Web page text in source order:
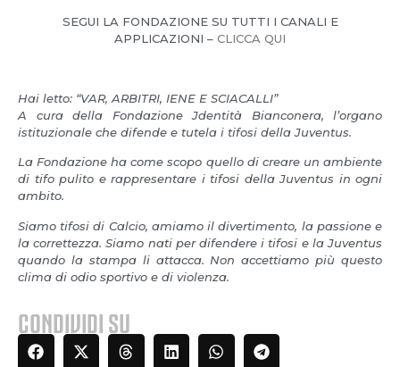
SEGUI LA FONDAZIONE SU TUTTI I CANALI E
APPLICAZIONI – CLICCA QUI
Hai letto: “VAR, ARBITRI, IENE E SCIACALLI”
A cura della Fondazione Jdentità Bianconera, l’organo
istituzionale che difende e tutela i tifosi della Juventus.
La Fondazione ha come scopo quello di creare un ambiente
di tifo pulito e rappresentare i tifosi della Juventus in ogni
ambito.
Siamo tifosi di Calcio, amiamo il divertimento, la passione e
la correttezza. Siamo nati per difendere i tifosi e la Juventus
quando la stampa li attacca. Non accettiamo più questo
clima di odio sportivo e di violenza.
CONDIVIDI SU